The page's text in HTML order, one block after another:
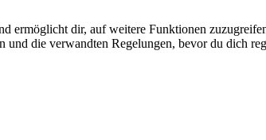
ermöglicht dir, auf weitere Funktionen
die verwandten Regelungen, bevor du dich